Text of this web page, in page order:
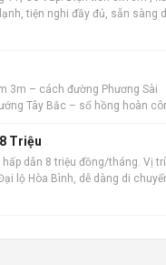
tiện nghi đầy đủ, sẵn sàng
3m – cách đường Phương Sài
Tây Bắc – sổ hồng hoàn
Triệu
dẫn 8 triệu đồng/tháng. Vị trí
lộ Hòa Bình, dễ dàng di